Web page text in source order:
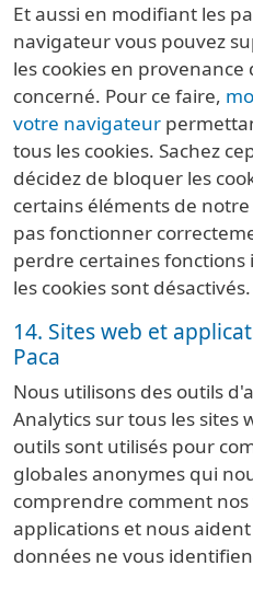
Et aussi en modifiant les
navigateur vous pouvez
les cookies en provenance
concerné. Pour ce faire,
votre navigateur
tous les cookies. Sachez
décidez de bloquer les
certains éléments de
pas fonctionner
perdre certaines fonctions
les cookies sont désactivés.
14. Sites web et
Paca
Nous utilisons des outils
Analytics sur tous les sites
outils sont utilisés pour
globales anonymes qui
comprendre comment
applications et nous aident
données ne vous